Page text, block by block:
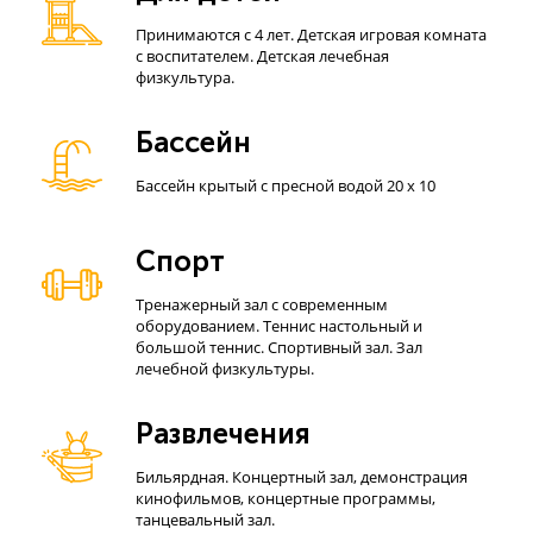
Принимаются с 4 лет. Детская игровая комната
с воспитателем. Детская лечебная
физкультура.
Бассейн
Бассейн крытый с пресной водой 20 х 10
Спорт
Тренажерный зал с современным
оборудованием. Теннис настольный и
большой теннис. Спортивный зал. Зал
лечебной физкультуры.
Развлечения
Бильярдная. Концертный зал, демонстрация
кинофильмов, концертные программы,
танцевальный зал.